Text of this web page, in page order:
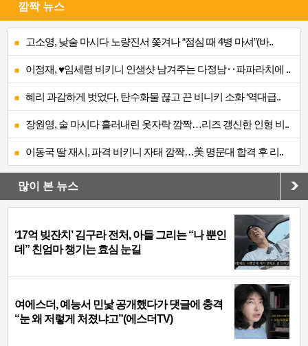
깜짝 뉴스
고소영, 낮술 마시다 노량진서 쫓겨나 “점심 때 4병 마셔”(바..
이정재, ♥임세령 비키니 인생샷 남겨주는 다정남‥파파라치에 ..
혜리 과감하게 벗었다, 탄수화물 끊고 끈 비니키 소화 ‘역대급..
장원영, 술 마시다 흘러내린 옷자락 깜짝…리즈 갱신한 인형 비..
이동국 딸 재시, 파격 비키니 자태 깜짝…美 명문대 합격 후 리..
많이 본 뉴스
‘17억 빚잔치’ 김구라 전처, 아들 그리는 “나 뿐인
데” 친엄마 챙기는 효심 눈길
여에스더, 예능서 민낯 공개했다가 댓글에 충격
“눈 왜 저렇게 처졌냐고”(에스더TV)